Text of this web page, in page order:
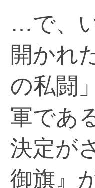
…で、
開かれ
の私闘
軍であ
決定が
御旗』